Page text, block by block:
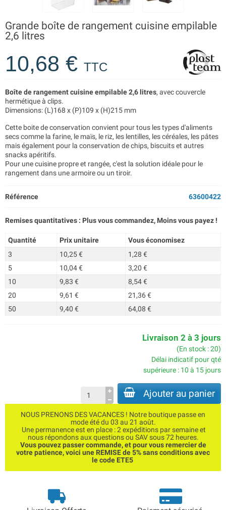
Grande boîte de rangement cuisine empilable
2,6 litres
10,68 € TTC
Boîte de rangement cuisine empilable 2,6 litres, avec couvercle
hermétique à clips.
Dimensions: (L)168 x (P)109 x (H)215 mm
Cette boite de conservation convient pour tous les types d'aliments
secs comme la farine, le maïs, le riz, les lentilles, les céréales, les pâtes
mais également pour la conservation de chips, biscuits et autres
snacks apéritifs.
Pour une cuisine propre et rangée, c'est la solution idéale pour le
rangement dans une armoire ou un tiroir.
Référence 63600422
Remises quantitatives : Plus vous commandez, Moins vous payez !
Quantité Prix unitaire
Vous économisez
3
10,25 €
1,28 €
5
10,04 €
3,20 €
10
9,83 €
8,54 €
20
9,61 €
21,36 €
50
9,40 € 64,08 €
Livraison 2 à 3 jours
(En stock : 20)
Délai indicatif pour qté
supérieure : 10 à 15 jours
Ajouter au panier
NOUS PRENONS DES VACANCES ! Notre boutique passe en
mode été du 03 au 21 août.
Une permanence est en place : 2 expéditions par semaine et
nous répondons aux questions ou SAV sous 72 heures.
Vous pouvez passer commande, et pour vous remercier de
votre patience, voici une REMISE de 5% sans conditions avec
le code ETE5